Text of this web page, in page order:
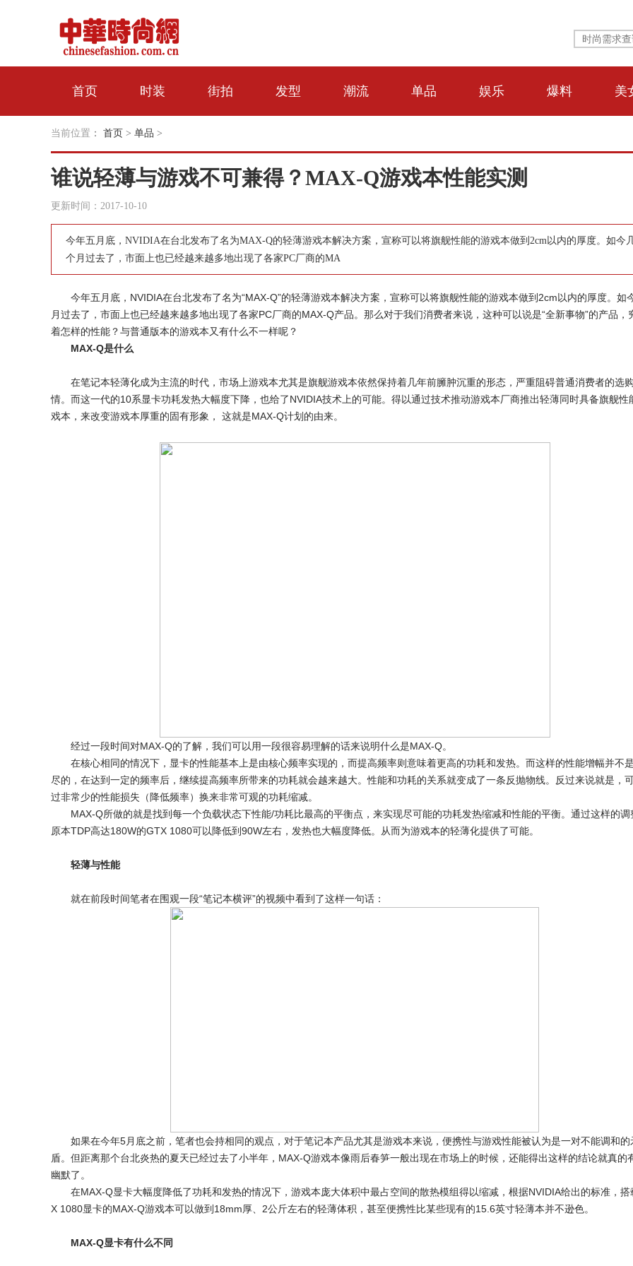
首页 时装 街拍 发型 潮流 单品 娱乐 爆料 美
当前位置 ： 首页 > 单品 >
谁说轻薄与游戏不可兼得？MAX-Q游戏本性能实测
更新时间：2017-10-10
今年五月底，NVIDIA在台北发布了名为MAX-Q的轻薄游戏本解决方案，宣称可以将旗舰性能的游戏本做到2cm以内的厚度。如今
个月过去了，市面上也已经越来越多地出现了各家PC厂商的MA
今年五月底，NVIDIA在台北发布了名为“MAX-Q”的轻薄游戏本解决方案，宣称可以将旗舰性能的游戏本做到2cm以内的厚度。如
月过去了，市面上也已经越来越多地出现了各家PC厂商的MAX-Q产品。那么对于我们消费者来说，这种可以说是“全新事物”的产品，
着怎样的性能？与普通版本的游戏本又有什么不一样呢？
MAX-Q是什么
在笔记本轻薄化成为主流的时代，市场上游戏本尤其是旗舰游戏本依然保持着几年前臃肿沉重的形态，严重阻碍普通消费者的选
情。而这一代的10系显卡功耗发热大幅度下降，也给了NVIDIA技术上的可能。得以通过技术推动游戏本厂商推出轻薄同时具备旗舰性
戏本，来改变游戏本厚重的固有形象， 这就是MAX-Q计划的由来。
经过一段时间对MAX-Q的了解，我们可以用一段很容易理解的话来说明什么是MAX-Q。
在核心相同的情况下，显卡的性能基本上是由核心频率实现的，而提高频率则意味着更高的功耗和发热。而这样的性能增幅并不
尽的，在达到一定的频率后，继续提高频率所带来的功耗就会越来越大。性能和功耗的关系就变成了一条反抛物线。反过来说就是，
过非常少的性能损失（降低频率）换来非常可观的功耗缩减。
MAX-Q所做的就是找到每一个负载状态下性能/功耗比最高的平衡点，来实现尽可能的功耗发热缩减和性能的平衡。通过这样的调
原本TDP高达180W的GTX 1080可以降低到90W左右，发热也大幅度降低。从而为游戏本的轻薄化提供了可能。
轻薄与性能
就在前段时间笔者在围观一段“笔记本横评”的视频中看到了这样一句话：
如果在今年5月底之前，笔者也会持相同的观点，对于笔记本产品尤其是游戏本来说，便携性与游戏性能被认为是一对不能调和的
盾。但距离那个台北炎热的夏天已经过去了小半年，MAX-Q游戏本像雨后春笋一般出现在市场上的时候，还能得出这样的结论就真的
幽默了。
在MAX-Q显卡大幅度降低了功耗和发热的情况下，游戏本庞大体积中最占空间的散热模组得以缩减，根据NVIDIA给出的标准，搭
X 1080显卡的MAX-Q游戏本可以做到18mm厚、2公斤左右的轻薄体积，甚至便携性比某些现有的15.6英寸轻薄本并不逊色。
MAX-Q显卡有什么不同